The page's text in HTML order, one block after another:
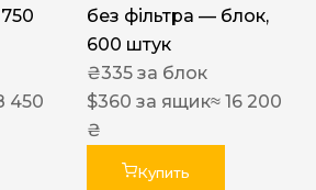
450
без фільтра — блок,
600 штук
₴335 за блок
$360 за ящик≈ 16 200
₴
Купить